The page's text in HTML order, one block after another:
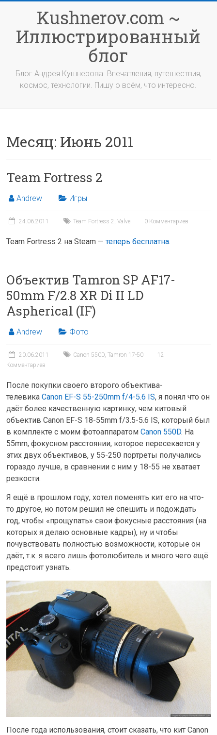
содержимомуKushnerov.com ~
Иллюстрированный
блог
Блог Андрея Кушнерова. Впечатления, путешествия,
космос, технологии. Пишу о всём, что интересно.
Месяц: Июнь 2011
Team Fortress 2
Andrew Игры
24.06.2011 Team Fortress 2 ,Valve 0 Комментариев
Team Fortress 2 на Steam —теперь бесплатна.
Объектив Tamron SP AF17-
50mm F/2.8 XR Di II LD
Aspherical (IF)
Andrew Фото
20.06.2011 Canon 550D,Tamron 17-50
12
Комментариев
После покупки своего второго объектива-
телевикаCanon EF-S 55-250mm f/4-5.6 IS, я понял что он
даёт более качественную картинку, чем китовый
объектив Canon EF-S 18-55mm f/3.5-5.6 IS, который был
в комплекте с моим фотоаппаратомCanon 550D. На
55mm, фокусном расстоянии, которое пересекается у
этих двух объективов, у 55-250 портреты получались
гораздо лучше, в сравнении с ним у 18-55 не хватает
резкости.
Я ещё в прошлом году, хотел поменять кит его на что-
то другое, но потом решил не спешить и подождать
год, чтобы «прощупать» свои фокусные расстояния (на
которых я делаю основные кадры), ну и чтобы
почувствовать полностью возможности, которые он
даёт, т.к. я всего лишь фотолюбитель и много чего ещё
предстоит узнать.
После года использования, стоит сказать, что кит Canon